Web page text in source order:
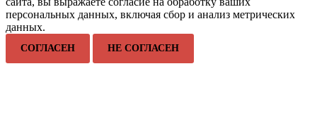
персональных данных, включая сбор и анализ метрических
данных.
СОГЛАСЕН НЕ СОГЛАСЕН